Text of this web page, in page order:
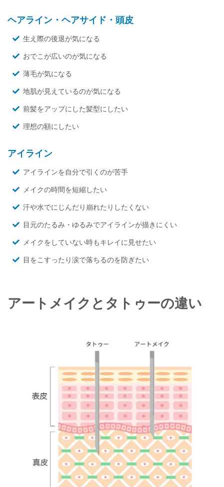
ヘアライン・ヘアサイド・頭皮
生え際の後退が気になる
おでこが広いのが気になる
薄毛が気になる
地肌が見えているのが気になる
前髪をアップにした髪型にしたい
理想の額にしたい
アイライン
アイラインを自分で引くのが苦手
メイクの時間を短縮したい
汗や水でにじんだり崩れたりしたくない
目元のたるみ・ゆるみでアイラインが描きにくい
メイクをしていない時もキレイに見せたい
目をこすったり涙で落ちるのを防ぎたい
アートメイクとタトゥーの違い